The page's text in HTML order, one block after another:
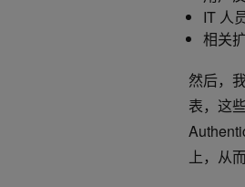
IT 人
相关
然后，
表，这
上，从